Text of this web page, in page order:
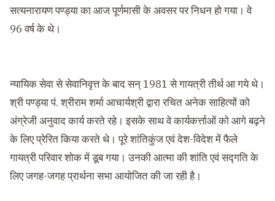
सत्यनारायण पण्ड्या का आज पूर्णमासी के अवसर पर निधन हो गया। वे
96 वर्ष के थे।
न्यायिक सेवा से सेवानिवृत्त के बाद सन् 1981 से गायत्री तीर्थ आ गये थे।
श्री पण्ड्या पं. श्रीराम शर्मा आचार्यश्री द्वारा रचित अनेक साहित्यों को
अंग्रेजी अनुवाद कार्य करते रहे। इसके साथ वे कार्यकर्त्ताओं को आगे बढ़ने
के लिए प्रेरित किया करते थे। पूरे शांतिकुंज एवं देश-विदेश में फैले
गायत्री परिवार शोक में डूब गया। उनकी आत्मा की शांति एवं सद्गति के
लिए जगह-जगह प्रार्थना सभा आयोजित की जा रही है।